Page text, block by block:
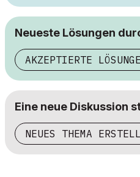
Neueste Lösungen
AKZEPTIERTE
Eine neue Diskussion
NEUES THEMA